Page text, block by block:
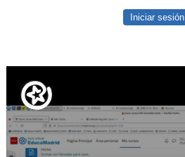
Iniciar sesión